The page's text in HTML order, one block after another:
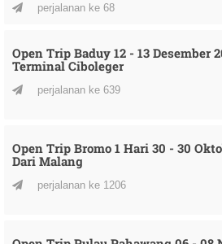
perjalanan ke 68
Open Trip Baduy 12 - 13 Desember
Terminal Ciboleger
perjalanan ke 639
Open Trip Bromo 1 Hari 30 - 30
Dari Malang
perjalanan ke 1206